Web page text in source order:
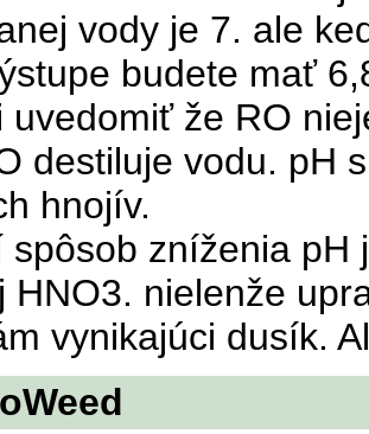
vody je 7. ale
budete mať
uvedomiť že RO
destiluje vodu. pH
hnojív.
spôsob zníženia
HNO3. nielenže
vynikajúci dusík.